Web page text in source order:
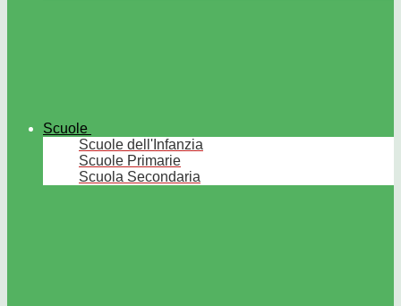
Scuole
Scuole dell'Infanzia
Scuole Primarie
Scuola Secondaria